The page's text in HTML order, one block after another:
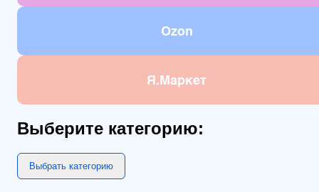
Ozon
Я.Маркет
Выберите категорию:
Выбрать категорию